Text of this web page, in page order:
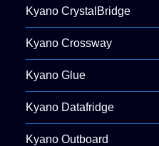
Kyano CrystalBridge
Kyano Crossway
Kyano Glue
Kyano Datafridge
Kyano Outboard